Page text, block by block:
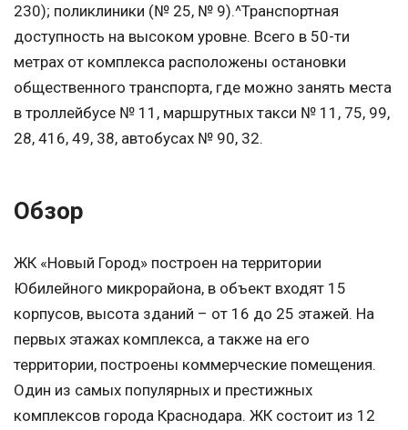
230); поликлиники (№ 25, № 9).^Транспортная
доступность на высоком уровне. Всего в 50-ти
метрах от комплекса расположены остановки
общественного транспорта, где можно занять места
в троллейбусе № 11, маршрутных такси № 11, 75, 99,
28, 416, 49, 38, автобусах № 90, 32.
Обзор
ЖК «Новый Город» построен на территории
Юбилейного микрорайона, в объект входят 15
корпусов, высота зданий – от 16 до 25 этажей. На
первых этажах комплекса, а также на его
территории, построены коммерческие помещения.
Один из самых популярных и престижных
комплексов города Краснодара. ЖК состоит из 12